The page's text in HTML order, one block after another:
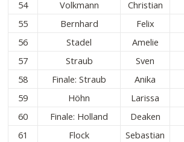
54 Volkmann Christian
55
Bernhard Felix
56
Stadel Amelie
57
Straub Sven
58
Finale: Straub Anika
59
Höhn Larissa
60
Finale: Holland Deaken
61
Flock Sebastian